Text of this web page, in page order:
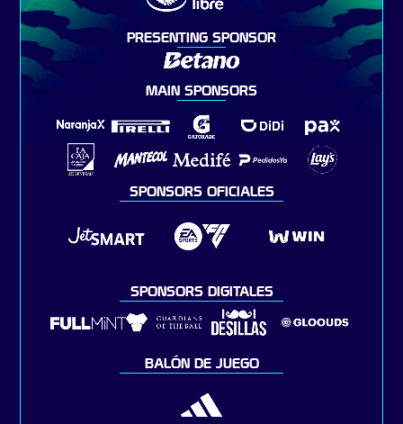
PRESENTING SPONSOR
MAIN SPONSORS
SPONSORS OFICIALES
SPONSORS DIGITALES
BALÓN DE JUEGO